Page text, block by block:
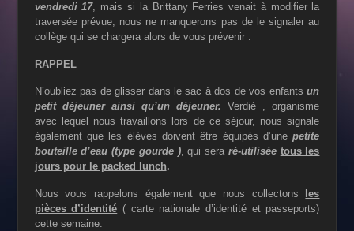
vendredi 17, mais si la Brittany Ferries venait à modifier la
traversée prévue, nous ne manquerons pas de le signaler au
collège qui se chargera alors de vous prévenir .
RAPPEL
N’oubliez pas de glisser dans le sac à dos de vos enfantsun
petit déjeuner ainsi qu’un déjeuner.Verdié , organisme
avec lequel nous travaillons lors de ce séjour, nous signale
également que les élèves doivent être équipés d’une petite
bouteille d’eau (type gourde ), qui sera ré-utilisée tous les
jours pour le packed lunch.
Nous vous rappelons également que nous collectons
les
pièces d’identité ( carte nationale d’identité et passeports)
cette semaine.